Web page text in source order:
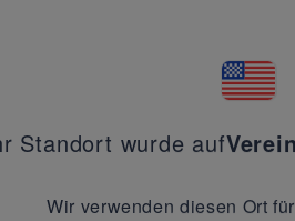
Standort wurde auf
Wir verwenden diesen Ort